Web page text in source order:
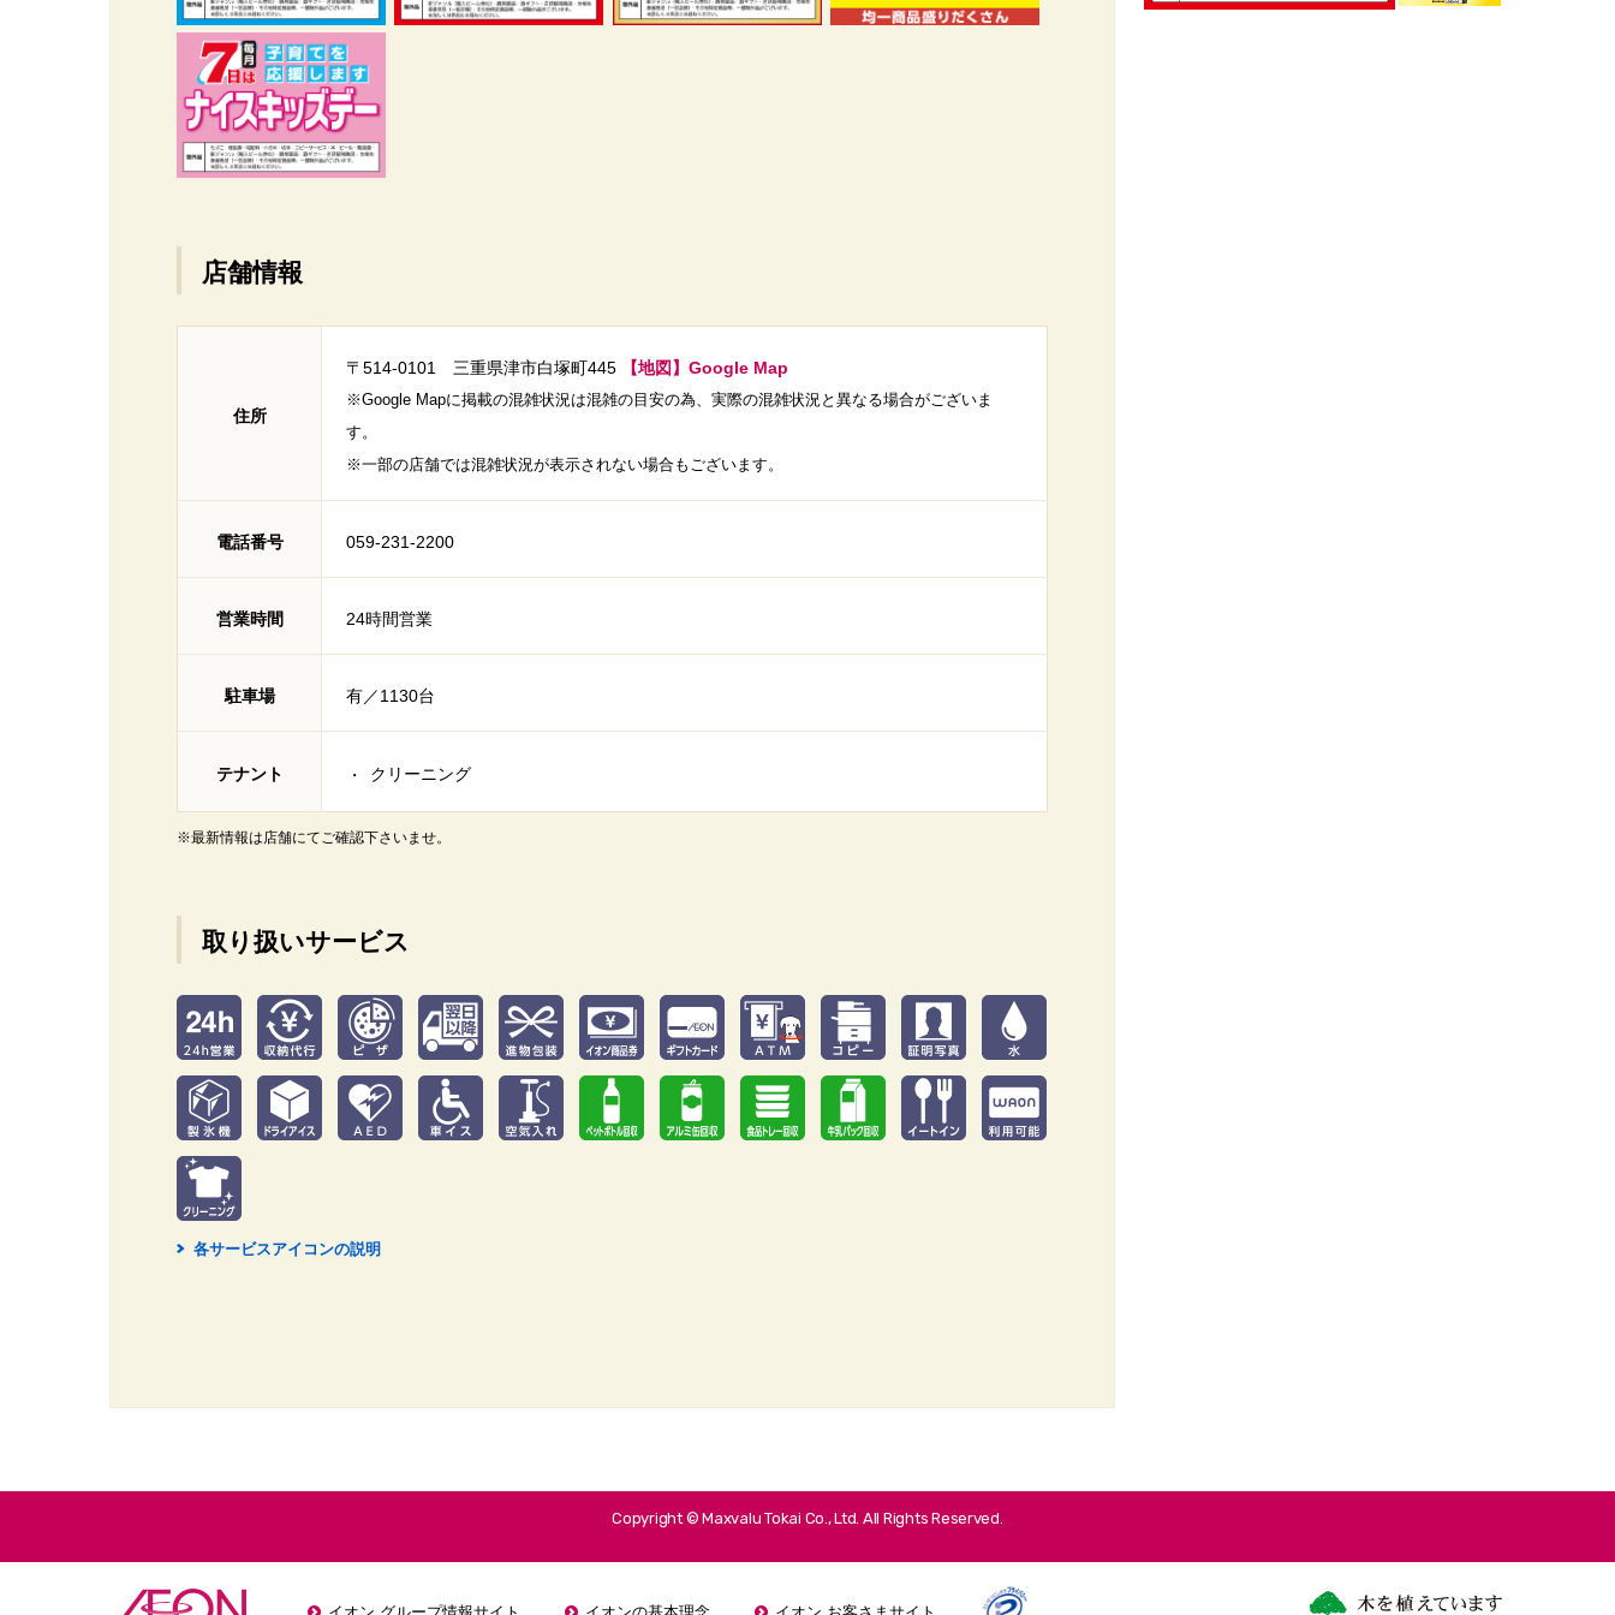
店舗情報
住所
〒514-0101 三重県津市白塚町445 【地図】Google Map
※Google Mapに掲載の混雑状況は混雑の目安の為、実際の混雑状況と異なる場合がございま
す。
※一部の店舗では混雑状況が表示されない場合もございます。
電話番号 059-231-2200
営業時間 24時間営業
駐車場 有／1130台
テナント クリーニング
※最新情報は店舗にてご確認下さいませ。
取り扱いサービス
2 各サービスアイコンの説明
Copyright © Maxvalu Tokai Co., Ltd. All Rights Reserved.